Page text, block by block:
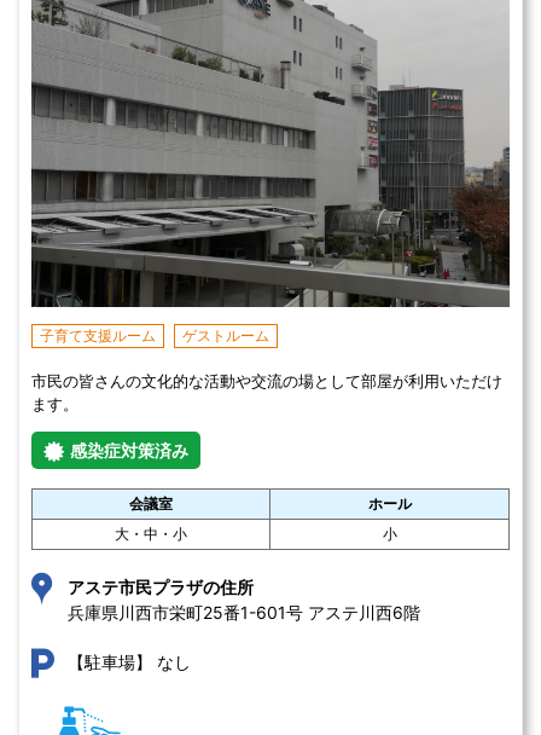
子育て支援ルーム ゲストルーム
市民の皆さんの文化的な活動や交流の場として部屋が利用いただけ
ます。
感染症対策済み
会議室
ホール
大・中・小
小
アステ市民プラザの住所
兵庫県川西市栄町25番1-601号 アステ川西6階
【駐車場】 なし